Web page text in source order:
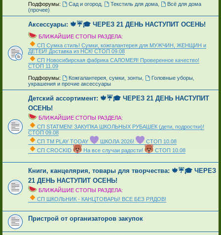
Подфорумы: Сад и огород, Текстиль для дома,
Всё для дома
(прочее)
Аксессуары: 🍁☔🎓 ЧЕРЕЗ 21 ДЕНЬ НАСТУПИТ ОСЕНЬ!
БЛИЖАЙШИЕ СТОПЫ РАЗДЕЛА:
СП Сумка стиль! Сумки, кожгалантерея для МУЖЧИН, ЖЕНЩИН и
ДЕТЕЙ! Доставка из НСК! СТОП 09.08
СП Новосибирская фабрика CAЛOMEЯ! Проверенное качество!
СТОП 11.09
Подфорумы: Кожгалантерея, сумки, зонты,
Головные уборы,
украшения и прочие аксессуары
Детский ассортимент: 🍁☔🎓 ЧЕРЕЗ 21 ДЕНЬ НАСТУПИТ
ОСЕНЬ!
БЛИЖАЙШИЕ СТОПЫ РАЗДЕЛА:
СП STATMEN! ЗАКУПКА ШКОЛЬНЫХ РУБАШЕК (дети, подростки)!
СТОП 09.08
СП ТМ PLAY TODAY
ШКОЛА 2026!
СТОП 10.08
СП CROCKID
На все случаи радости! СТОП 10.08
Книги, канцелярия, товары для творчества: 🍁☔🎓 ЧЕРЕЗ
21 ДЕНЬ НАСТУПИТ ОСЕНЬ!
БЛИЖАЙШИЕ СТОПЫ РАЗДЕЛА:
СП ШКОЛЬНИК - КАНЦТОВАРЫ! ВСЕ БЕЗ РЯДОВ!
Пристрой от организаторов закупок